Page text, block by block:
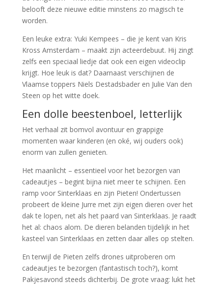
belooft deze nieuwe editie minstens zo magisch te
worden.
Een leuke extra: Yuki Kempees – die je kent van Kris
Kross Amsterdam – maakt zijn acteerdebuut. Hij zingt
zelfs een speciaal liedje dat ook een eigen videoclip
krijgt. Hoe leuk is dat? Daarnaast verschijnen de
Vlaamse toppers Niels Destadsbader en Julie Van den
Steen op het witte doek.
Een dolle beestenboel, letterlijk
Het verhaal zit bomvol avontuur en grappige
momenten waar kinderen (en oké, wij ouders ook)
enorm van zullen genieten.
Het maanlicht – essentieel voor het bezorgen van
cadeautjes – begint bijna niet meer te schijnen. Een
ramp voor Sinterklaas en zijn Pieten! Ondertussen
probeert de kleine Jurre met zijn eigen dieren over het
dak te lopen, net als het paard van Sinterklaas. Je raadt
het al: chaos alom. De dieren belanden tijdelijk in het
kasteel van Sinterklaas en zetten daar alles op stelten.
En terwijl de Pieten zelfs drones uitproberen om
cadeautjes te bezorgen (fantastisch toch?), komt
Pakjesavond steeds dichterbij. De grote vraag: lukt het